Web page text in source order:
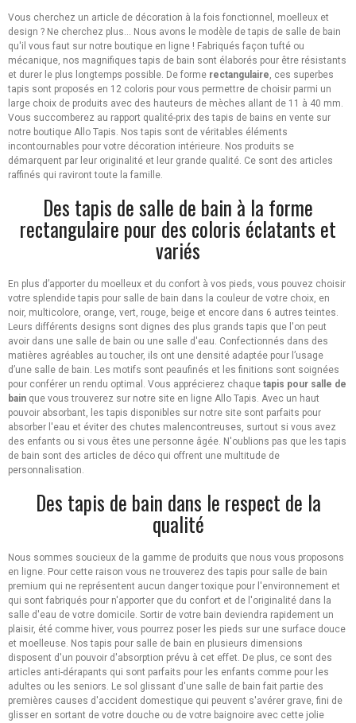
Vous cherchez un article de décoration à la fois fonctionnel, moelleux et
design ? Ne cherchez plus... Nous avons le modèle de tapis de salle de bain
qu'il vous faut sur notre boutique en ligne ! Fabriqués façon tufté ou
mécanique, nos magnifiques tapis de bain sont élaborés pour être résistants
et durer le plus longtemps possible. De forme rectangulaire, ces superbes
tapis sont proposés en 12 coloris pour vous permettre de choisir parmi un
large choix de produits avec des hauteurs de mèches allant de 11 à 40 mm.
Vous succomberez au rapport qualité-prix des tapis de bains en vente sur
notre boutique Allo Tapis. Nos tapis sont de véritables éléments
incontournables pour votre décoration intérieure. Nos produits se
démarquent par leur originalité et leur grande qualité. Ce sont des articles
raffinés qui raviront toute la famille.
Des tapis de salle de bain à la forme
rectangulaire pour des coloris éclatants et
variés
En plus d’apporter du moelleux et du confort à vos pieds, vous pouvez choisir
votre splendide tapis pour salle de bain dans la couleur de votre choix, en
noir, multicolore, orange, vert, rouge, beige et encore dans 6 autres teintes.
Leurs différents designs sont dignes des plus grands tapis que l'on peut
avoir dans une salle de bain ou une salle d'eau. Confectionnés dans des
matières agréables au toucher, ils ont une densité adaptée pour l’usage
d’une salle de bain. Les motifs sont peaufinés et les finitions sont soignées
pour conférer un rendu optimal. Vous apprécierez chaque tapis pour salle de
bain que vous trouverez sur notre site en ligne Allo Tapis. Avec un haut
pouvoir absorbant, les tapis disponibles sur notre site sont parfaits pour
absorber l'eau et éviter des chutes malencontreuses, surtout si vous avez
des enfants ou si vous êtes une personne âgée. N'oublions pas que les tapis
de bain sont des articles de déco qui offrent une multitude de
personnalisation.
Des tapis de bain dans le respect de la
qualité
Nous sommes soucieux de la gamme de produits que nous vous proposons
en ligne. Pour cette raison vous ne trouverez des tapis pour salle de bain
premium qui ne représentent aucun danger toxique pour l'environnement et
qui sont fabriqués pour n'apporter que du confort et de l'originalité dans la
salle d'eau de votre domicile. Sortir de votre bain deviendra rapidement un
plaisir, été comme hiver, vous pourrez poser les pieds sur une surface douce
et moelleuse. Nos tapis pour salle de bain en plusieurs dimensions
disposent d'un pouvoir d'absorption prévu à cet effet. De plus, ce sont des
articles anti-dérapants qui sont parfaits pour les enfants comme pour les
adultes ou les seniors. Le sol glissant d'une salle de bain fait partie des
premières causes d'accident domestique qui peuvent s'avérer grave, fini de
glisser en sortant de votre douche ou de votre baignoire avec cette jolie